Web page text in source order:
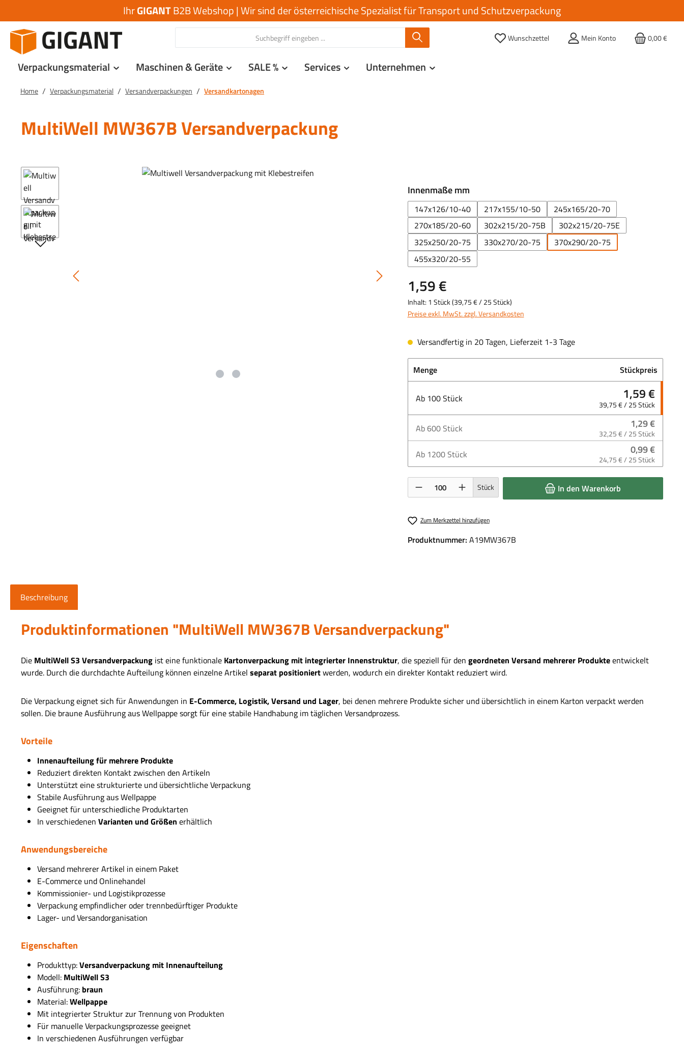
IhrGIGANTB2B Webshop | Wir sind der österreichische Spezialist für Transport und Schutzverpackung
Wunschzettel Mein Konto 0,00 €
Verpackungsmaterial Maschinen & Geräte SALE % Services Unternehmen
Home / Verpackungsmaterial / Versandverpackungen / Versandkartonagen
MultiWell MW367B Versandverpackung
Bildergalerie überspringen
Innenmaße mmauswählen
147x126/10-40 217x155/10-50
245x165/20-70
270x185/20-60
302x215/20-75B
302x215/20-75E
325x250/20-75
330x270/20-75
370x290/20-75
455x320/20-55
1,59 €
Inhalt: 1 Stück(39,75 €/ 25 Stück)
Preise exkl. MwSt. zzgl. Versandkosten
Versandfertig in 20 Tagen, Lieferzeit 1-3 Tage
Menge Stückpreis
Ab 100Stück 1,59 €
39,75 € / 25 Stück
Ab600Stück 1,29 €
32,25 € / 25 Stück
Ab 1200Stück 0,99 €
24,75 € / 25 Stück
Produkt Anzahl: Gib den gewünschten Wert ein oder benutze die Schaltflächen um die
Stück In den Warenkorb
Zum Merkzettel hinzufügen
Produktnummer: A19MW367B
Beschreibung
Produktinformationen "MultiWell MW367B Versandverpackung"
Die MultiWell S3 Versandverpackung ist eine funktionale Kartonverpackung mit integrierter Innenstruktur, die speziell für den geordneten Versand mehrerer Produkteentwickelt
wurde. Durch die durchdachte Aufteilung können einzelne Artikel separat positioniertwerden, wodurch ein direkter Kontakt reduziert wird.
Die Verpackung eignet sich für Anwendungen in E-Commerce, Logistik, Versand und Lager, bei denen mehrere Produkte sicher und übersichtlich in einem Karton verpackt werden
sollen. Die braune Ausführung aus Wellpappe sorgt für eine stabile Handhabung im täglichen Versandprozess.
Vorteile
Innenaufteilung für mehrere Produkte
Reduziert direkten Kontakt zwischen den Artikeln
Unterstützt eine strukturierte und übersichtliche Verpackung
Stabile Ausführung aus Wellpappe
Geeignet für unterschiedliche Produktarten
In verschiedenen Varianten und Größen erhältlich
Anwendungsbereiche
Versand mehrerer Artikel in einem Paket
E-Commerce und Onlinehandel
Kommissionier- und Logistikprozesse
Verpackung empfindlicher oder trennbedürftiger Produkte
Lager- und Versandorganisation
Eigenschaften
Produkttyp:Versandverpackung mit Innenaufteilung
Modell: MultiWell S3
Ausführung: braun
Material:Wellpappe
Mit integrierter Struktur zur Trennung von Produkten
Für manuelle Verpackungsprozesse geeignet
In verschiedenen Ausführungen verfügbar